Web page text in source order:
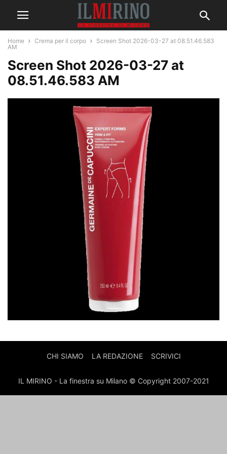
Home Crema per il corpo
Screen Shot 2026-03-27 at 08.51.46.583
AM
Screen Shot 2026-03-27 at
08.51.46.583 AM
CHI SIAMO LA REDAZIONE SCRIVICI
IL MIRINO - La finestra su Milano © Copyright 2007-2021